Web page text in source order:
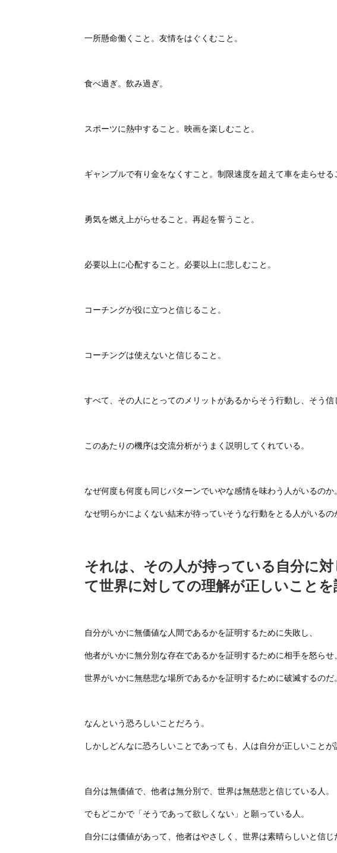
一所懸命働くこと。友情をはぐくむこと。
食べ過ぎ。飲み過ぎ。
スポーツに熱中すること。映画を楽しむこと。
ギャンブルで有り金をなくすこと。制限速度を超えて車を走らせる
勇気を燃え上がらせること。再起を誓うこと。
必要以上に心配すること。必要以上に悲しむこと。
コーチングが役に立つと信じること。
コーチングは使えないと信じること。
すべて、その人にとってのメリットがあるからそう行動し、そう信
このあたりの機序は交流分析がうまく説明してくれている。
なぜ何度も何度も同じパターンでいやな感情を味わう人がいるのか。
なぜ明らかによくない結末が待っていそうな行動をとる人がいるの
それは、その人が持っている自分に
て世界に対しての理解が正しいことを
自分がいかに無価値な人間であるかを証明するために失敗し、
他者がいかに無分別な存在であるかを証明するために相手を怒らせ、
世界がいかに無慈悲な場所であるかを証明するために破滅するのだ。
なんという恐ろしいことだろう。
しかしどんなに恐ろしいことであっても、人は自分が正しいことが
自分は無価値で、他者は無分別で、世界は無慈悲と信じている人。
でもどこかで「そうであって欲しくない」と願っている人。
自分には価値があって、他者はやさしく、世界は素晴らしいと信じ